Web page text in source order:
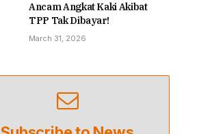
Ancam Angkat Kaki Akibat
TPP Tak Dibayar!
March 31, 2026